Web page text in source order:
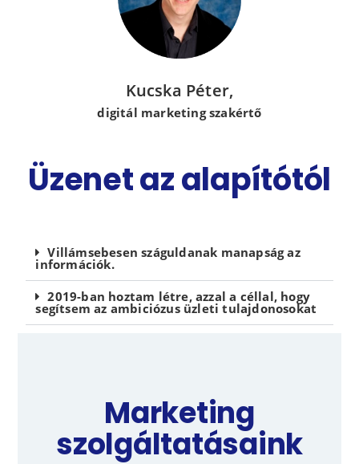
Kucska Péter,
digitál marketing szakértő
Üzenet az alapítótól
Villámsebesen száguldanak manapság az
információk.
2019-ban hoztam létre, azzal a céllal, hogy
segítsem az ambiciózus üzleti tulajdonosokat
Marketing
szolgáltatásaink